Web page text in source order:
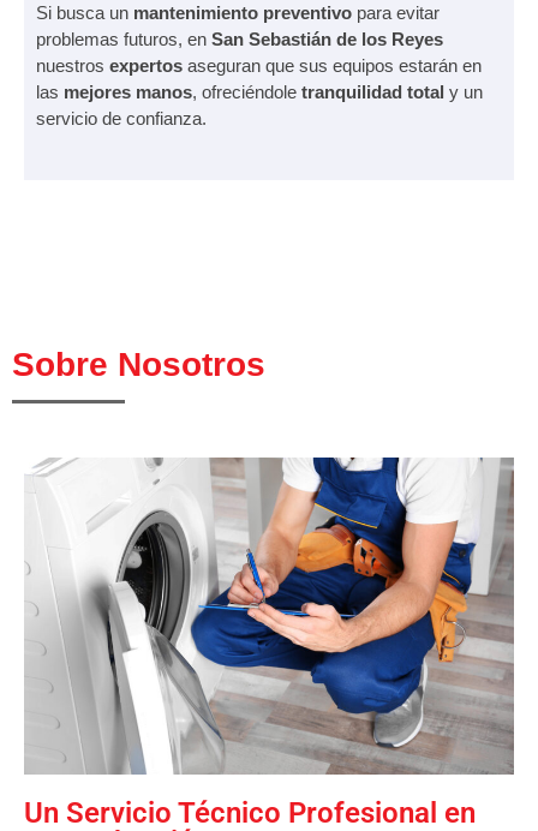
Si busca un mantenimiento preventivo para evitar
problemas futuros, en San Sebastián de los Reyes
nuestros expertos aseguran que sus equipos estarán en
las mejores manos, ofreciéndole tranquilidad total y un
servicio de confianza.
Sobre Nosotros
Un Servicio Técnico Profesional en